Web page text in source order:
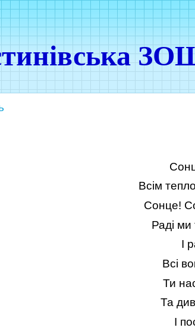
ЗОШ
Всім
Сонце!
Раді ми
І
Всі
Ти
Та
І